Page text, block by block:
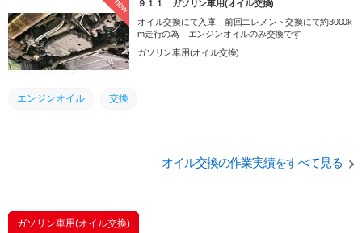
new
９１１ ガソリン車用(オイル交換)
オイル交換にて入庫 前回エレメント交換にて約3000k
m走行の為 エンジンオイルのみ交換です
ガソリン車用(オイル交換)
エンジンオイル 交換
オイル交換の作業実績をすべて見る
ガソリン車用(オイル交換)